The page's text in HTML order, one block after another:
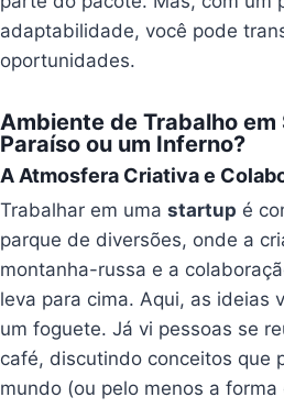
adaptabilidade, você pode
oportunidades.
Ambiente de Trabalho
Paraíso ou um Inferno?
A Atmosfera Criativa e
Trabalhar em umastartup é
parque de diversões, onde a
montanha-russa e a
leva para cima. Aqui, as ideias
um foguete. Já vi pessoas se
café, discutindo conceitos que
mundo (ou pelo menos a